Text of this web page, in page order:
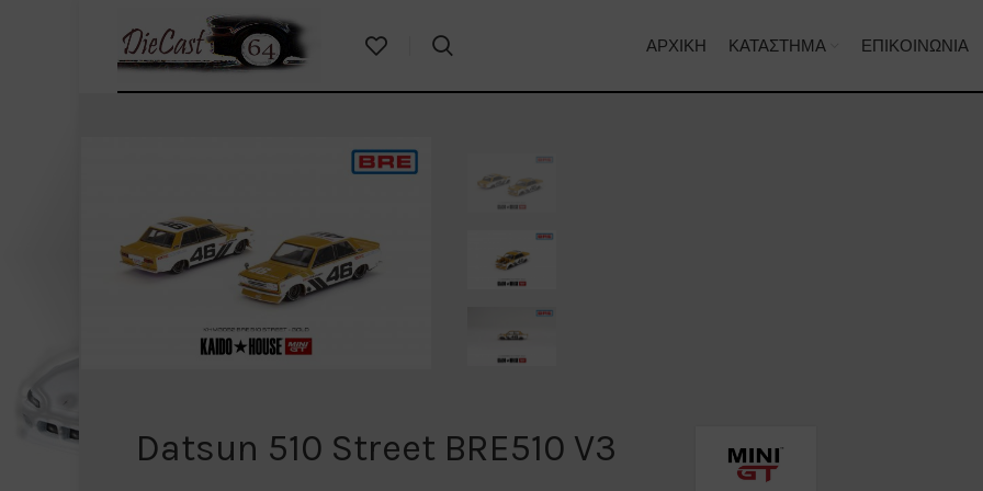
ΑΡΧΙΚΉ ΚΑΤΆΣΤΗΜΑ ΕΠΙΚΟΙΝΩΝΊΑ
Datsun 510 Street BRE510 V3